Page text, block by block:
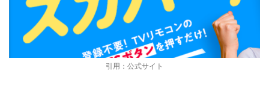
引用：公式サイト